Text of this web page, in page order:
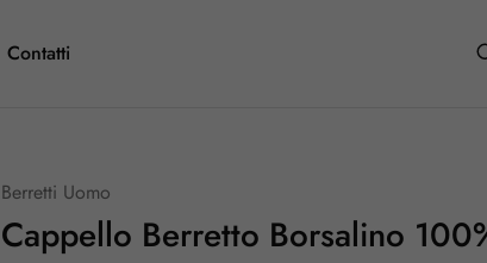
Contatti
Berretti Uomo
Cappello Berretto Borsalino